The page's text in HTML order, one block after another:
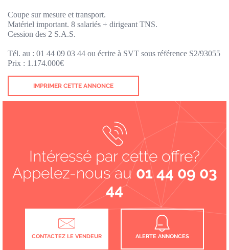
Coupe sur mesure et transport.
Matériel important. 8 salariés + dirigeant TNS.
Cession des 2 S.A.S.
Tél. au : 01 44 09 03 44 ou écrire à SVT sous référence S2/93055
Prix : 1.174.000€
IMPRIMER CETTE ANNONCE
Intéressé par cette offre?
Appelez-nous au01 44 09 03
44
CONTACTEZ LE VENDEUR ALERTE ANNONCES